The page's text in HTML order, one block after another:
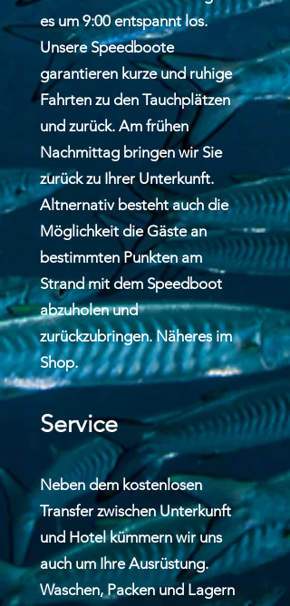
es um 9:00 entspannt los.
Unsere Speedboote
garantieren kurze und ruhige
Fahrten zu den Tauchplätzen
und zurück. Am frühen
Nachmittag bringen wir Sie
zurück zu Ihrer Unterkunft.
Altnernativ besteht auch die
Möglichkeit die Gäste an
bestimmten Punkten am
Strand mit dem Speedboot
abzuholen und
zurückzubringen. Näheres im
Shop.
Service
Neben dem kostenlosen
Transfer zwischen Unterkunft
und Hotel kümmern wir uns
auch um Ihre Ausrüstung.
Waschen, Packen und Lagern